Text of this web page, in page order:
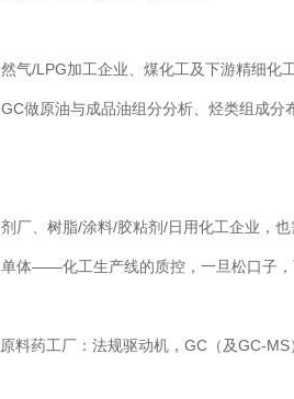
/LPG加工企业、煤化工及下游精细化
做原油与成品油组分分析、烃类组成
、树脂/涂料/胶粘剂/日用化工企业，也
体——化工生产线的质控，一旦松口子，
药工厂：法规驱动机，GC（及GC-MS